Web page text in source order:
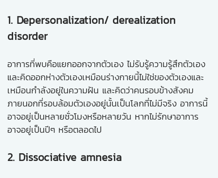
1. Depersonalization/ derealization
disorder
อาการที่พบคือแยกออกจากตัวเอง ไม่รับรู้ความรู้สึกตัวเอง
และคิดออกห่างตัวเองเหมือนร่างกายนี้ไม่ใช่ของตัวเองและ
เหมือนกำลังอยู่ในความฝัน และคิดว่าคนรอบข้างสังคม
ภายนอกที่รอบล้อมตัวเองอยู่นั้นเป็นโลกที่ไม่มีจริง อาการนี้
อาจอยู่เป็นหลายชั่วโมงหรือหลายวัน หากไม่รักษาอาการ
อาจอยู่เป็นปีๆ หรือตลอดไป
2. Dissociative amnesia